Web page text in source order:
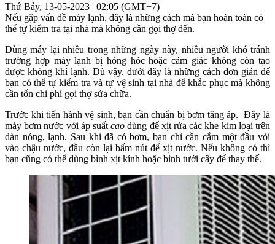
Thứ Bảy, 13-05-2023 | 02:05 (GMT+7)
Nếu gặp vấn đề máy lạnh, đây là những cách mà bạn hoàn toàn có
thể tự kiểm tra tại nhà mà không cần gọi thợ đến.
Dùng máy lại nhiều trong những ngày này, nhiều người khó tránh
trường hợp máy lạnh bị hỏng hóc hoặc cảm giác không còn tạo
được không khí lạnh. Dù vậy, dưới đây là những cách đơn giản để
bạn có thể tự kiểm tra và tự vệ sinh tại nhà để khắc phục mà không
cần tốn chi phí gọi thợ sửa chữa.
Trước khi tiến hành vệ sinh, bạn cần chuẩn bị bơm tăng áp. Đây là
máy bơm nước với áp suấtcao dùng để xịt rửa các khe kim loại trên
dàn nóng, lạnh. Sau khi đã có bơm, bạn chỉ cần cắm một đầu vòi
vào chậu nước, đầu còn lại bấm nút để xịt nước. Nếu không có thì
bạn cũng có thể dùng bình xịt kính hoặc bình tưới cây để thay thế.